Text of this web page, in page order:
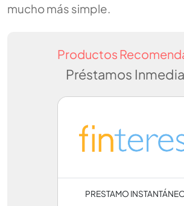
mucho más simple.
Productos
Préstamos
PRESTAMO